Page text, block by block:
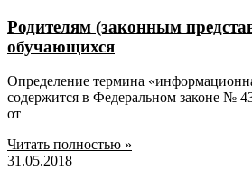
Родителям (законным
обучающихся
Определение термина
содержится в Федеральном законе №
от
Читать полностью »
31.05.2018